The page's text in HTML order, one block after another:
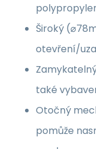
Široký
otevření/
také
Otočný
pomůže